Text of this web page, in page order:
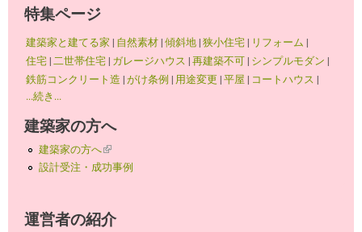
特集ページ
建築家と建てる家 | 自然素材|傾斜地|狭小住宅| リフォーム |
住宅| 二世帯住宅| ガレージハウス |再建築不可| シンプルモダン |
鉄筋コンクリート造 |がけ条例 | 用途変更 |平屋 | コートハウス |
...続き...
建築家の方へ
建築家の方へ(link is external)
設計受注・成功事例
運営者の紹介